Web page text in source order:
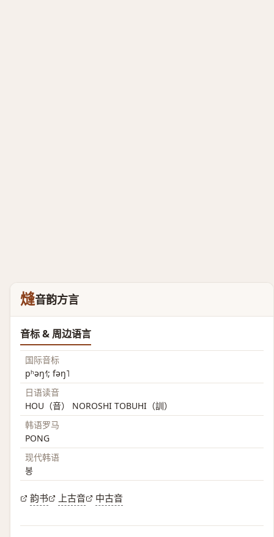
熢音韵方言
音标 & 周边语言
国际音标
pʰəŋ˧˥; fəŋ˥
日语读音
HOU（音） NOROSHI TOBUHI（訓）
韩语罗马
PONG
现代韩语
봉
韵书 上古音 中古音